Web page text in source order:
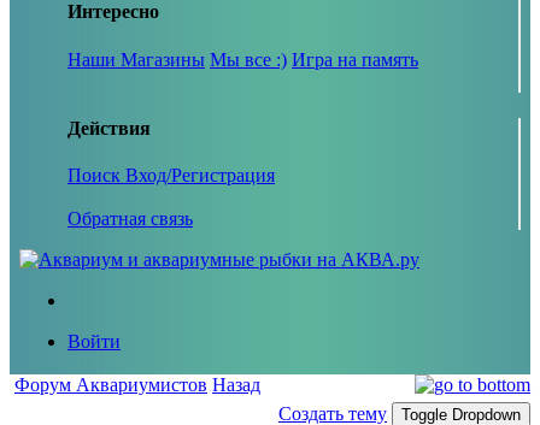
Интересно
Наши Магазины Мы все :) Игра на память
Действия
Поиск Вход/Регистрация
Обратная связь
Войти
Форум Аквариумистов Назад
Создать тему
Toggle Dropdown